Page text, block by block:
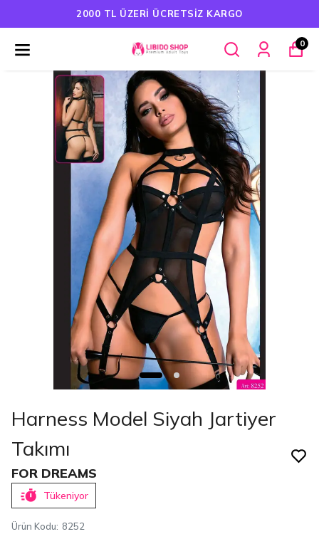
HAVALE ÖDEMELERINDE %5 İNDIRIM
0
Harness Model Siyah Jartiyer
Takımı
FOR DREAMS
Tükeniyor
Ürün Kodu: 8252